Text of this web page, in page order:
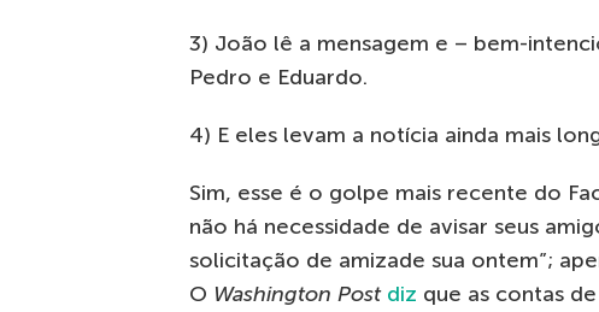
3) João lê a mensagem e – bem-
Pedro e Eduardo.
4) E eles levam a notícia ainda mais
Sim, esse é o golpe mais recente do
não há necessidade de avisar seus
solicitação de amizade sua ontem”;
O Washington Post diz que as contas